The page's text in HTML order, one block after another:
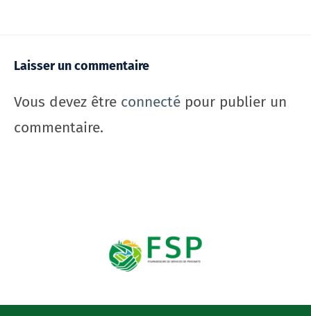
Laisser un commentaire
Vous devez être connecté pour publier un
commentaire.